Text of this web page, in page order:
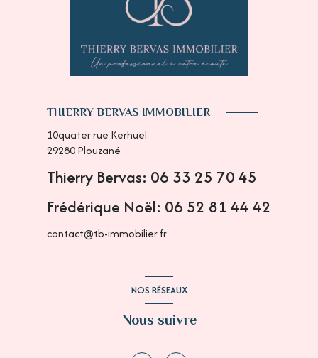
THIERRY BERVAS IMMOBILIER
10quater rue Kerhuel
29280Plouzané
Thierry Bervas: 06 33 25 70 45
Frédérique Noël: 06 52 81 44 42
contact@tb-immobilier.fr
NOS RÉSEAUX
Nous suivre